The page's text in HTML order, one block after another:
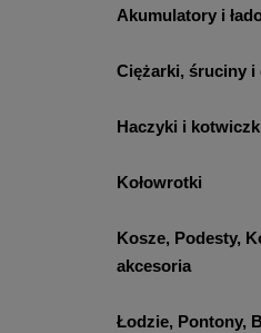
Akumulatory i
Ciężarki, śruciny i
Haczyki i
Kołowrotki
Kosze, Podesty,
akcesoria
Łodzie, Pontony,